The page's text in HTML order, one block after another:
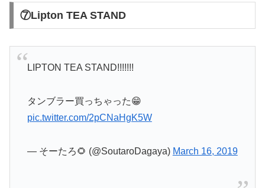
⑦Lipton TEA STAND
LIPTON TEA STAND!!!!!!!
タンブラー買っちゃった😁
pic.twitter.com/2pCNaHgK5W
— そーたろ🌻 (@SoutaroDagaya) March 16, 2019